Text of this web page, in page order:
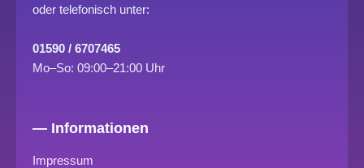
oder telefonisch unter:
01590 / 6707465
Mo–So: 09:00–21:00 Uhr
— Informationen
Impressum